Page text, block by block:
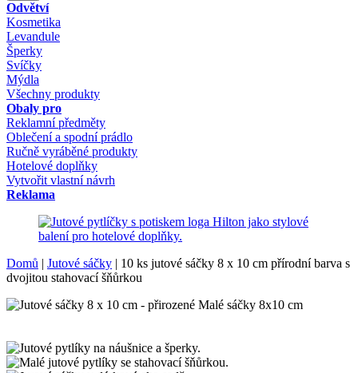
Odvětví
Kosmetika
Levandule
Šperky
Svíčky
Mýdla
Všechny produkty
Obaly pro
Reklamní předměty
Oblečení a spodní prádlo
Ručně vyráběné produkty
Hotelové doplňky
Vytvořit vlastní návrh
Reklama
Domů | Jutové sáčky | 10 ks jutové sáčky 8 x 10 cm přírodní barva s
dvojitou stahovací šňůrkou